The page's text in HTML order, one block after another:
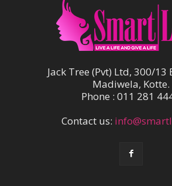
Jack Tree (Pvt) Ltd, 300/13
Madiwela, Kotte.
Phone : 011 281
Contact us: